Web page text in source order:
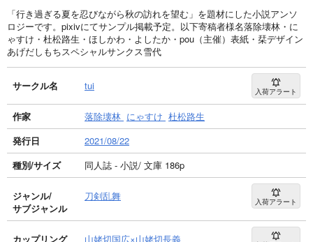
「行き過ぎる夏を忍びながら秋の訪れを望む」を題材にした小説アンソ
ロジーです。pixivにてサンプル掲載予定。以下寄稿者様名落除壊林・に
ゃすけ・杜松路生・ほしかわ・よしたか・pou（主催）表紙・栞デザイン
あげだしもちスペシャルサンクス雪代
サークル名 tui 入荷アラート
作家 落除壊林 にゃすけ 杜松路生
発行日
2021/08/22
種別/サイズ
同人誌 - 小説/ 文庫 186p
ジャンル/
サブジャンル
刀剣乱舞 入荷アラート
カップリング 山姥切国広×山姥切長義